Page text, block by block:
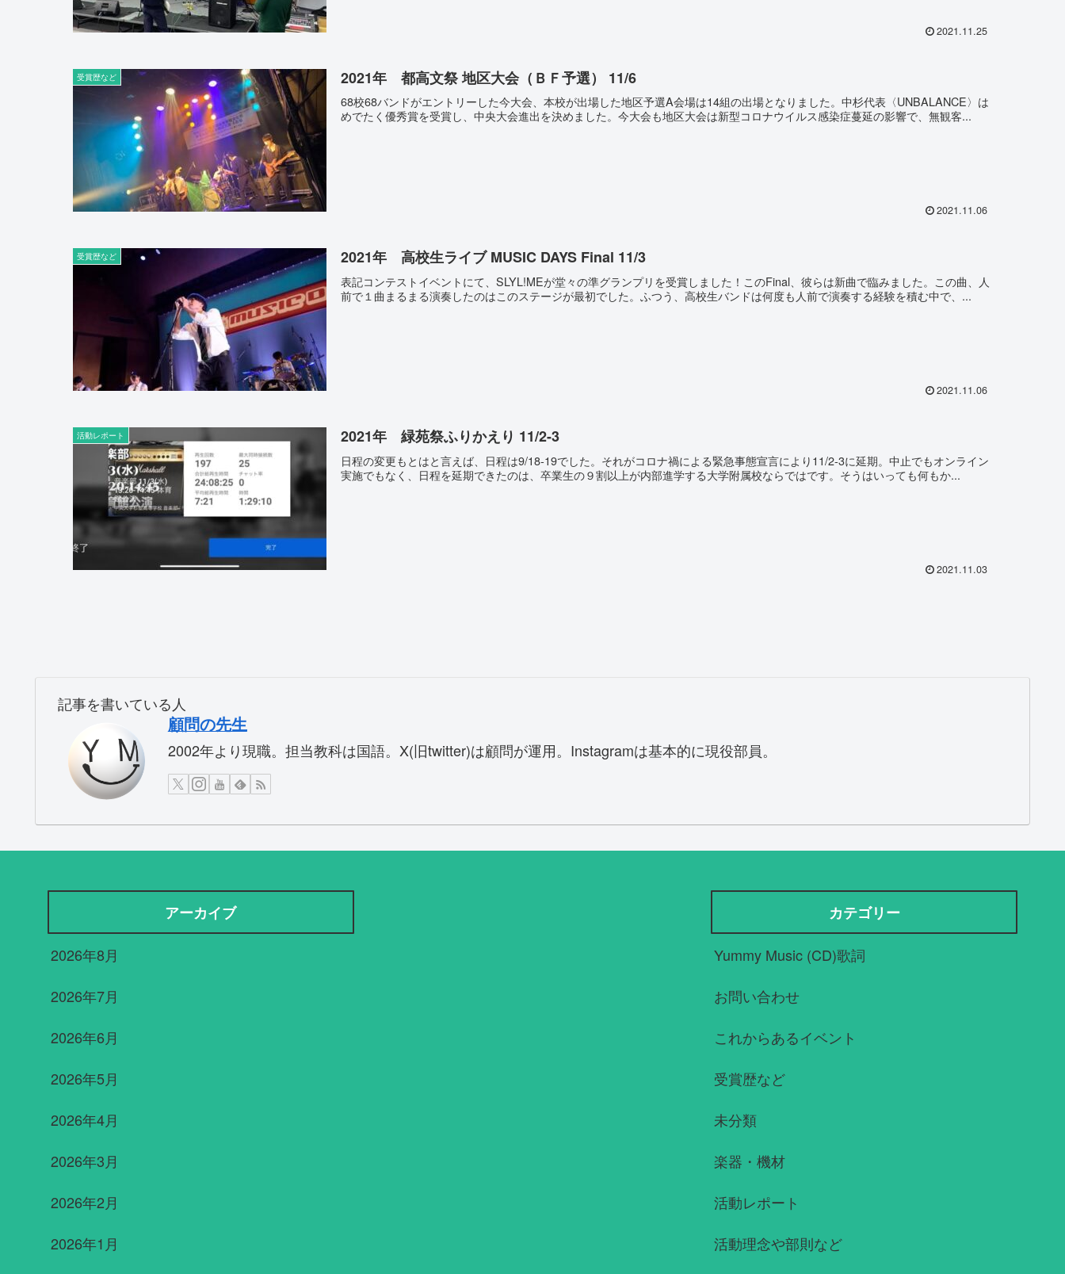
2021.11.25
受賞歴など 2021年 都高文祭 地区大会（ＢＦ予選） 11/6
68校68バンドがエントリーした今大会、本校が出場した地区予選A会場は14組の出場となりました。中杉代表〈UNBALANCE〉は
めでたく優秀賞を受賞し、中央大会進出を決めました。今大会も地区大会は新型コロナウイルス感染症蔓延の影響で、無観客...
2021.11.06
受賞歴など 2021年 高校生ライブ MUSIC DAYS Final 11/3
表記コンテストイベントにて、SLYL!MEが堂々の準グランプリを受賞しました！このFinal、彼らは新曲で臨みました。この曲、人
前で１曲まるまる演奏したのはこのステージが最初でした。ふつう、高校生バンドは何度も人前で演奏する経験を積む中で、...
2021.11.06
活動レポート 2021年 緑苑祭ふりかえり 11/2-3
日程の変更もとはと言えば、日程は9/18-19でした。それがコロナ禍による緊急事態宣言により11/2-3に延期。中止でもオンライン
実施でもなく、日程を延期できたのは、卒業生の９割以上が内部進学する大学附属校ならではです。そうはいっても何もか...
2021.11.03
記事を書いている人
顧問の先生
2002年より現職。担当教科は国語。X(旧twitter)は顧問が運用。Instagramは基本的に現役部員。
アーカイブ
2026年8月
2026年7月
2026年6月
2026年5月
2026年4月
2026年3月
2026年2月
2026年1月
カテゴリー
Yummy Music (CD)歌詞
お問い合わせ
これからあるイベント
受賞歴など
未分類
楽器・機材
活動レポート
活動理念や部則など